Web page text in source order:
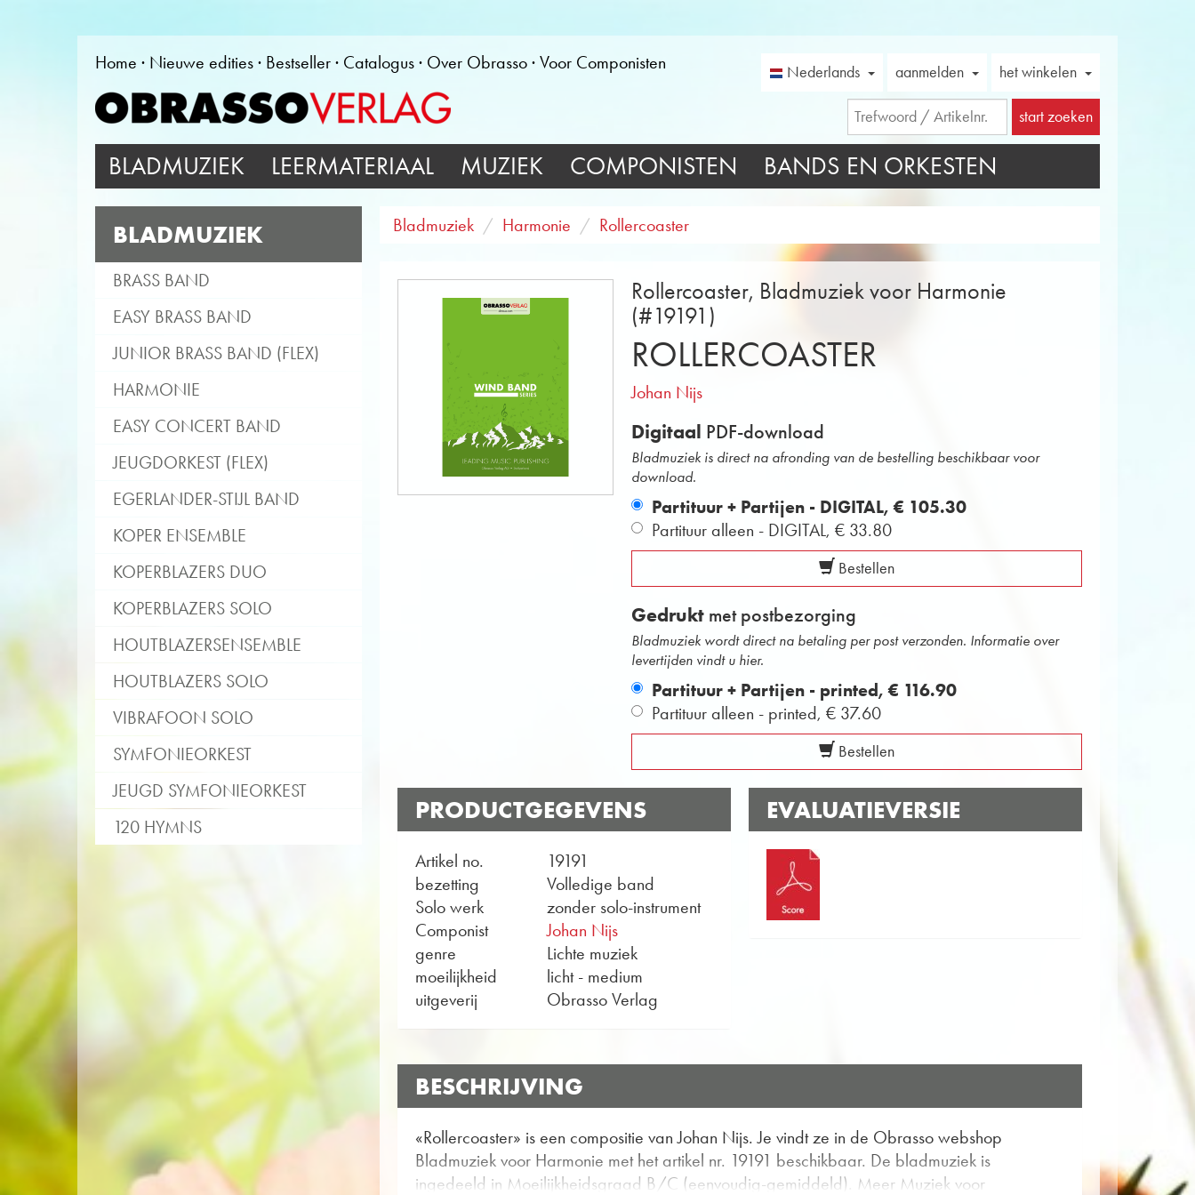
Home Nieuwe edities Bestseller Catalogus Over Obrasso Voor Componisten Nederlands aanmelden het winkelen
start zoeken
BLADMUZIEK LEERMATERIAAL MUZIEK COMPONISTEN BANDS EN ORKESTEN
BLADMUZIEK
BRASS BAND
EASY BRASS BAND
JUNIOR BRASS BAND (FLEX)
HARMONIE
EASY CONCERT BAND
JEUGDORKEST (FLEX)
EGERLANDER-STIJL BAND
KOPER ENSEMBLE
KOPERBLAZERS DUO
KOPERBLAZERS SOLO
HOUTBLAZERSENSEMBLE
HOUTBLAZERS SOLO
VIBRAFOON SOLO
SYMFONIEORKEST
JEUGD SYMFONIEORKEST
120 HYMNS
Bladmuziek Harmonie Rollercoaster
Rollercoaster, Bladmuziek voor Harmonie
(#19191)
ROLLERCOASTER
Johan Nijs
Digitaal PDF-download
Bladmuziek is direct na afronding van de bestelling beschikbaar voor
download.
Partituur + Partijen - DIGITAL,€ 105.30
Partituur alleen - DIGITAL,€ 33.80
Bestellen
Gedrukt met postbezorging
Bladmuziek wordt direct na betaling per post verzonden. Informatie over
levertijden vindt u hier.
Partituur + Partijen - printed,€ 116.90
Partituur alleen - printed,€ 37.60
Bestellen
PRODUCTGEGEVENS
Artikel no.
19191
bezetting
Volledige band
Solo werk
zonder solo-instrument
Componist
Johan Nijs
genre
Lichte muziek
moeilijkheid
licht - medium
uitgeverij
Obrasso Verlag
EVALUATIEVERSIE
BESCHRIJVING
«Rollercoaster» is een compositie van Johan Nijs. Je vindt ze in de Obrasso webshop
Bladmuziek voor Harmonie met het artikel nr. 19191 beschikbaar. De bladmuziek is
ingedeeld in Moeilijkheidsgraad B/C (eenvoudig-gemiddeld). Meer Muziek voor